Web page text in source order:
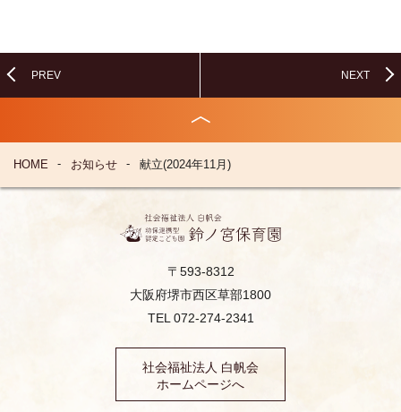
PREV NEXT
HOME お知らせ 献立(2024年11月)
〒593-8312
大阪府堺市西区草部1800
TEL 072-274-2341
社会福祉法人 白帆会
ホームページへ